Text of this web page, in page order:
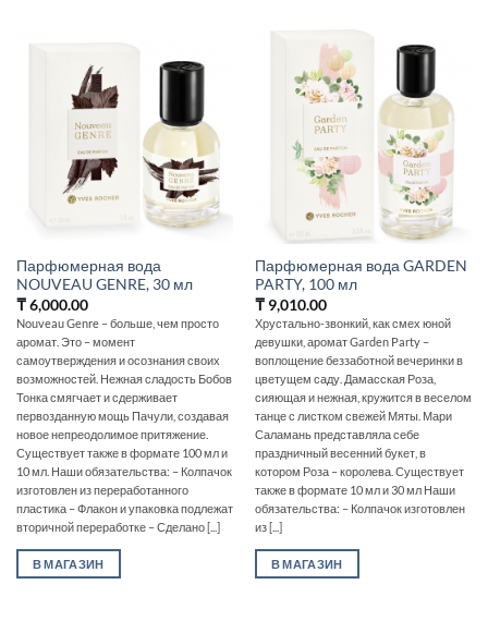
Парфюмерная вода
NOUVEAU GENRE, 30 мл
₸6,000.00
Nouveau Genre – больше, чем просто
аромат. Это – момент
самоутверждения и осознания своих
возможностей. Нежная сладость Бобов
Тонка смягчает и сдерживает
первозданную мощь Пачули, создавая
новое непреодолимое притяжение.
Существует также в формате 100 мл и
10 мл. Наши обязательства: – Колпачок
изготовлен из переработанного
пластика – Флакон и упаковка подлежат
вторичной переработке – Сделано [...]
В МАГАЗИН
Парфюмерная вода GARDEN
PARTY, 100 мл
₸9,010.00
Хрустально-звонкий, как смех юной
девушки, аромат Garden Party –
воплощение беззаботной вечеринки в
цветущем саду. Дамасская Роза,
сияющая и нежная, кружится в веселом
танце с листком свежей Мяты. Мари
Саламань представляла себе
праздничный весенний букет, в
котором Роза – королева. Существует
также в формате 10 мл и 30 мл Наши
обязательства: – Колпачок изготовлен
из [...]
В МАГАЗИН